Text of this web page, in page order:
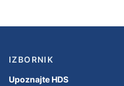
IZBORNIK
Upoznajte HDS